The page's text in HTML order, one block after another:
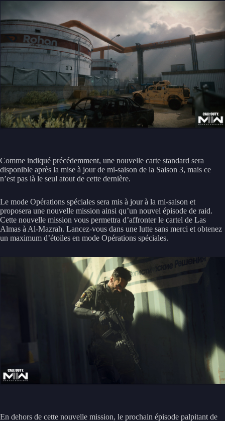
Comme indiqué précédemment, une nouvelle carte standard sera
disponible après la mise à jour de mi-saison de la Saison 3, mais ce
n’est pas là le seul atout de cette dernière.
Le mode Opérations spéciales sera mis à jour à la mi-saison et
proposera une nouvelle mission ainsi qu’un nouvel épisode de raid.
Cette nouvelle mission vous permettra d’affronter le cartel de Las
Almas à Al-Mazrah. Lancez-vous dans une lutte sans merci et obtenez
un maximum d’étoiles en mode Opérations spéciales.
En dehors de cette nouvelle mission, le prochain épisode palpitant de